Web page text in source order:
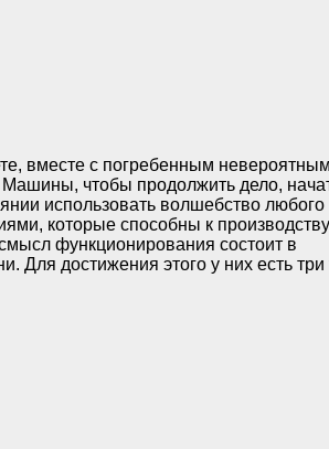
вместе с погребенным невероятным
чтобы продолжить дело,
использовать волшебство любого
которые способны к производству
функционирования состоит в
Для достижения этого у них есть три